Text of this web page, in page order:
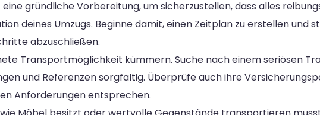
gründliche Vorbereitung, um sicherzustellen, dass alles
deines Umzugs. Beginne damit, einen Zeitplan zu erstellen und
abzuschließen.
Transportmöglichkeit kümmern. Suche nach einem seriösen
und Referenzen sorgfältig. Überprüfe auch ihre
Anforderungen entsprechen.